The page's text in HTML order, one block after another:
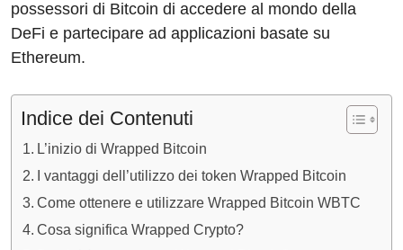
possessori di Bitcoin di accedere al mondo della
DeFi e partecipare ad applicazioni basate su
Ethereum.
Indice dei Contenuti
L’inizio di Wrapped Bitcoin
I vantaggi dell’utilizzo dei token Wrapped Bitcoin
Come ottenere e utilizzare Wrapped Bitcoin WBTC
Cosa significa Wrapped Crypto?